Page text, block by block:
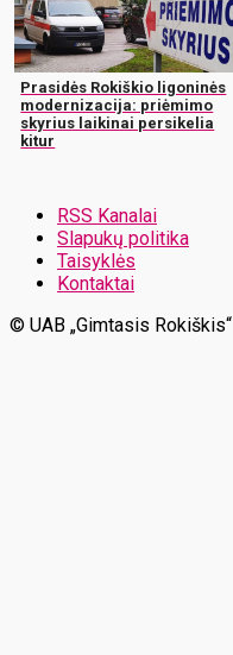
Prasidės Rokiškio ligoninės
modernizacija: priėmimo
skyrius laikinai persikelia
kitur
RSS Kanalai
Slapukų politika
Taisyklės
Kontaktai
© UAB „Gimtasis Rokiškis“